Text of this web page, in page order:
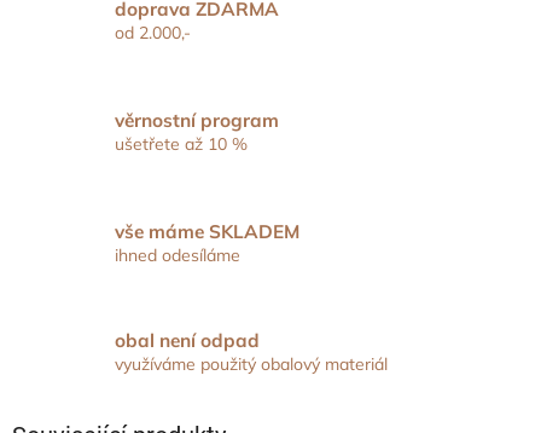
doprava ZDARMA
od 2.000,-
věrnostní program
ušetřete až 10 %
vše máme SKLADEM
ihned odesíláme
obal není odpad
využíváme použitý obalový materiál